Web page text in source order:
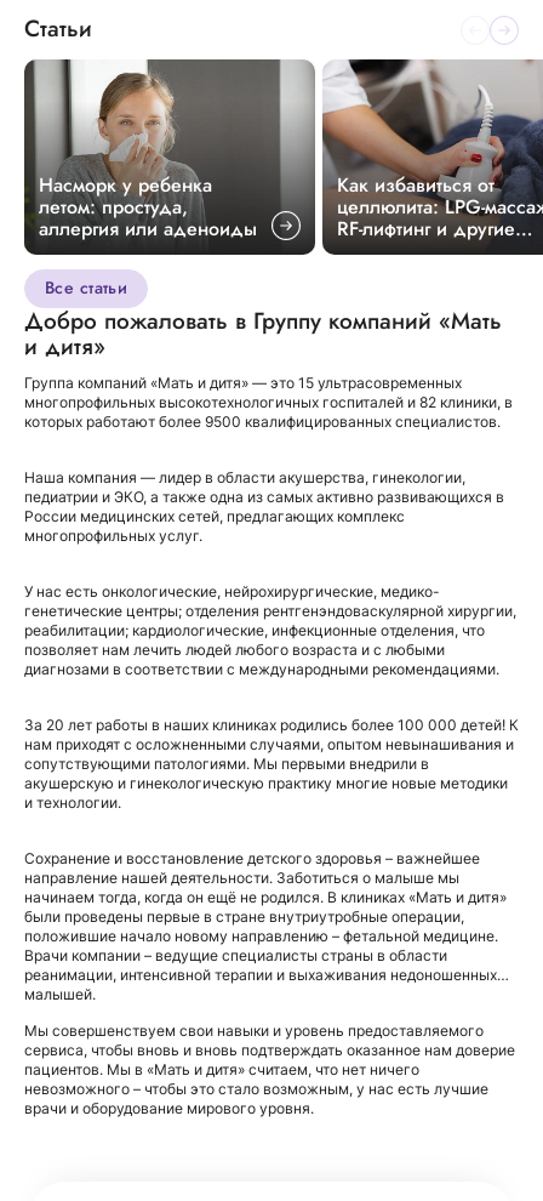
Статьи
Насморк у ребенка
летом: простуда,
аллергия или аденоиды
Как избавиться от
целлюлита: LPG-
RF-лифтинг и другие
методики
Все статьи
Добро пожаловать в Группу компаний «Мать
и дитя»
Группа компаний «Мать и дитя» — это 15 ультрасовременных
многопрофильных высокотехнологичных госпиталей и 82 клиники, в
которых работают более 9500 квалифицированных специалистов.
Наша компания — лидер в области акушерства, гинекологии,
педиатрии и ЭКО, а также одна из самых активно развивающихся в
России медицинских сетей, предлагающих комплекс
многопрофильных услуг.
У нас есть онкологические, нейрохирургические, медико-
генетические центры; отделения рентгенэндоваскулярной хирургии,
реабилитации; кардиологические, инфекционные отделения, что
позволяет нам лечить людей любого возраста и с любыми
диагнозами в соответствии с международными рекомендациями.
За 20 лет работы в наших клиниках родились более 100 000 детей! К
нам приходят с осложненными случаями, опытом невынашивания и
сопутствующими патологиями. Мы первыми внедрили в
акушерскую и гинекологическую практику многие новые методики
и технологии.
Сохранение и восстановление детского здоровья – важнейшее
направление нашей деятельности. Заботиться о малыше мы
начинаем тогда, когда он ещё не родился. В клиниках «Мать и дитя»
были проведены первые в стране внутриутробные операции,
положившие начало новому направлению – фетальной медицине.
Врачи компании – ведущие специалисты страны в области
реанимации, интенсивной терапии и выхаживания недоношенных
малышей.
Мы совершенствуем свои навыки и уровень предоставляемого
сервиса, чтобы вновь и вновь подтверждать оказанное нам доверие
пациентов. Мы в «Мать и дитя» считаем, что нет ничего
невозможного – чтобы это стало возможным, у нас есть лучшие
врачи и оборудование мирового уровня.